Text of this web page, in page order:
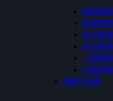
無鉛龍頭
單槍龍頭
沐浴龍頭
混合龍頭
一般龍頭
化驗龍頭
自動化設備